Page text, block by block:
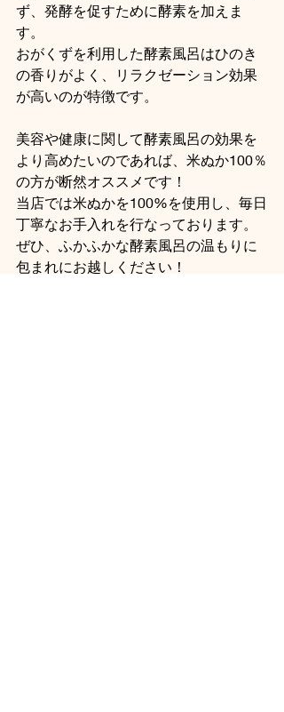
ず、発酵を促すために酵素を加えま
す。
おがくずを利用した酵素風呂はひのき
の香りがよく、リラクゼーション効果
が高いのが特徴です。
美容や健康に関して酵素風呂の効果を
より高めたいのであれば、米ぬか100％
の方が断然オススメです！
当店では米ぬかを100%を使用し、毎日
丁寧なお手入れを行なっております。
ぜひ、ふかふかな酵素風呂の温もりに
包まれにお越しください！